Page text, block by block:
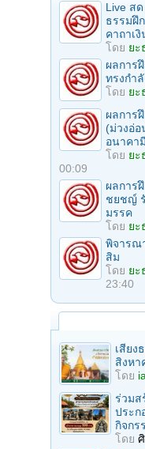
Live ส
ธรรมฝึ
คาถาเ
โดย ยะ
ผลการ
ทรงกำ
โดย ยะ
ผลการ
(ม่วงอ่อ
อนาคา
โดย ยะ
00:09
ผลกา
ชยชญ์
มรรค
โดย ยะ
พิจารณ
สิม
โดย ยะ
23:40
เสียง
สิงห
โดย
ร่วมส
ประก
กิจกร
โดย